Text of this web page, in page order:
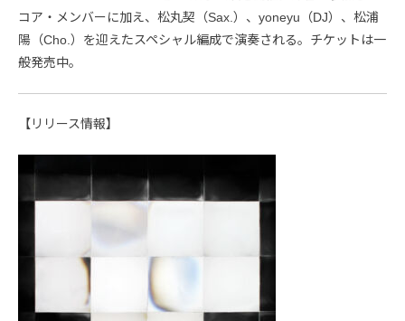
コア・メンバーに加え、松丸契（Sax.）、yoneyu（DJ）、松浦
陽（Cho.）を迎えたスペシャル編成で演奏される。チケットは一
般発売中。
【リリース情報】